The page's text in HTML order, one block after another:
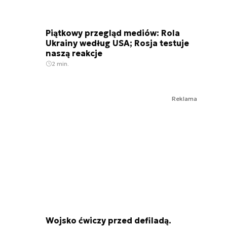
Piątkowy przegląd mediów: Rola
Ukrainy według USA; Rosja testuje
naszą reakcje
2 min.
Reklama
Wojsko ćwiczy przed defiladą.